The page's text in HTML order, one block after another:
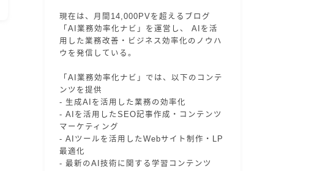
現在は、月間14,000PVを超えるブログ
「AI業務効率化ナビ」を運営し、 AIを活
用した業務改善・ビジネス効率化のノウハ
ウを発信している。
「AI業務効率化ナビ」では、以下のコンテ
ンツを提供
- 生成AIを活用した業務の効率化
- AIを活用したSEO記事作成・コンテンツ
マーケティング
- AIツールを活用したWebサイト制作・LP
最適化
- 最新のAI技術に関する学習コンテンツ